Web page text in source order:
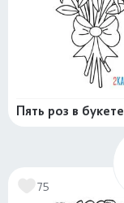
Пять роз в букете
75